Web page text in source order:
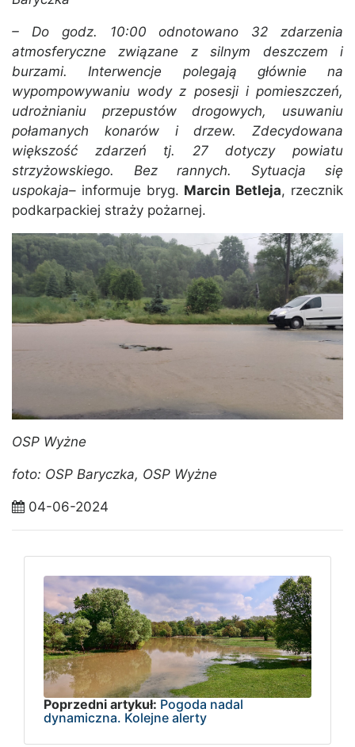
– Do godz. 10:00 odnotowano 32 zdarzenia
atmosferyczne związane z silnym deszczem i
burzami. Interwencje polegają głównie na
wypompowywaniu wody z posesji i pomieszczeń,
udrożnianiu przepustów drogowych, usuwaniu
połamanych konarów i drzew. Zdecydowana
większość zdarzeń tj. 27 dotyczy powiatu
strzyżowskiego. Bez rannych. Sytuacja się
uspokaja– informuje bryg. Marcin Betleja, rzecznik
podkarpackiej straży pożarnej.
OSP Wyżne
foto: OSP Baryczka, OSP Wyżne
04-06-2024
Poprzedni artykuł: Pogoda nadal
dynamiczna. Kolejne alerty